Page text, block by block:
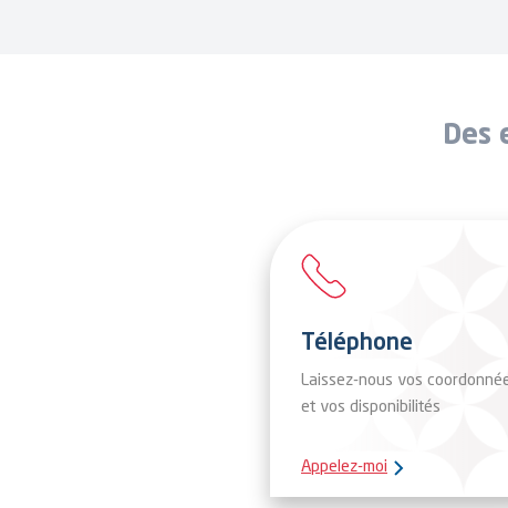
Des
Téléphone
Laissez-nous vos
et vos disponibilités
Appelez-moi